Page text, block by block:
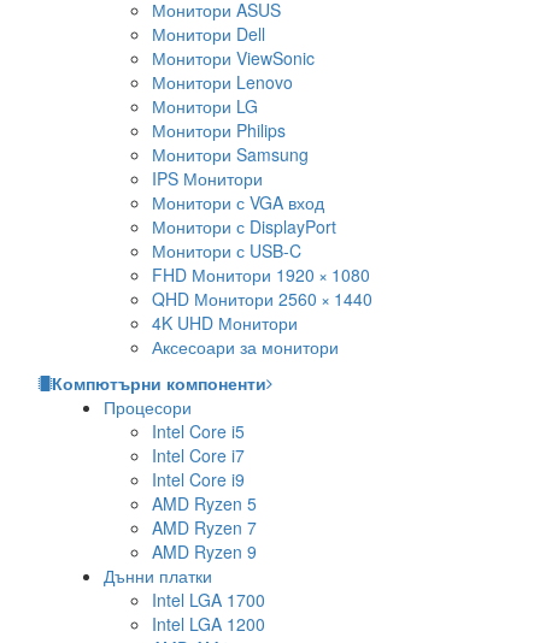
Монитори ASUS
Монитори Dell
Монитори ViewSonic
Монитори Lenovo
Монитори LG
Монитори Philips
Монитори Samsung
IPS Монитори
Монитори с VGA вход
Монитори с DisplayPort
Монитори с USB-C
FHD Монитори 1920 × 1080
QHD Монитори 2560 × 1440
4K UHD Монитори
Аксесоари за монитори
Компютърни компоненти
Процесори
Intel Core i5
Intel Core i7
Intel Core i9
AMD Ryzen 5
AMD Ryzen 7
AMD Ryzen 9
Дънни платки
Intel LGA 1700
Intel LGA 1200